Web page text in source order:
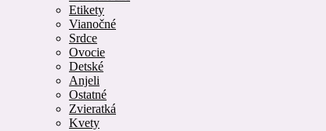
Etikety
Vianočné
Srdce
Ovocie
Detské
Anjeli
Ostatné
Zvieratká
Kvety